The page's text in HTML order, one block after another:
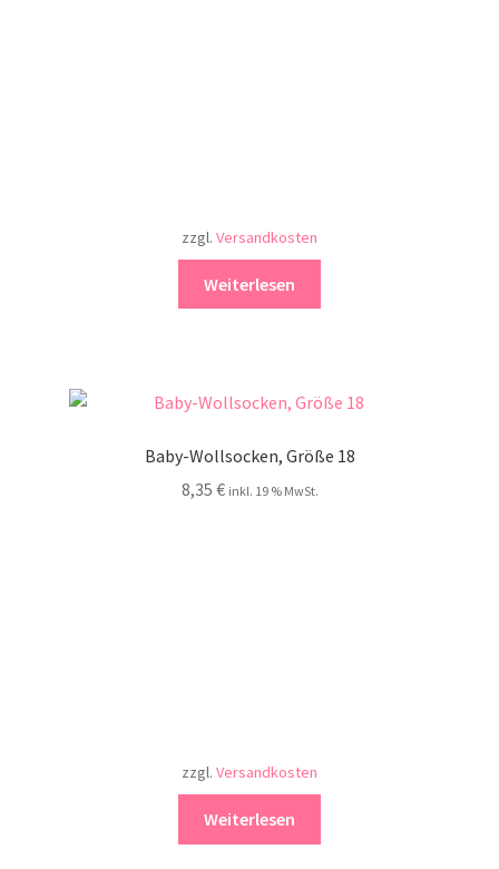
zzgl. Versandkosten
Weiterlesen
Baby-Wollsocken, Größe 18
8,35 € inkl. 19 % MwSt.
zzgl. Versandkosten
Weiterlesen